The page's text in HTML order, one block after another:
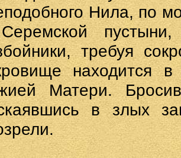
Нила, по
требуя
находится
Матери.
в злых